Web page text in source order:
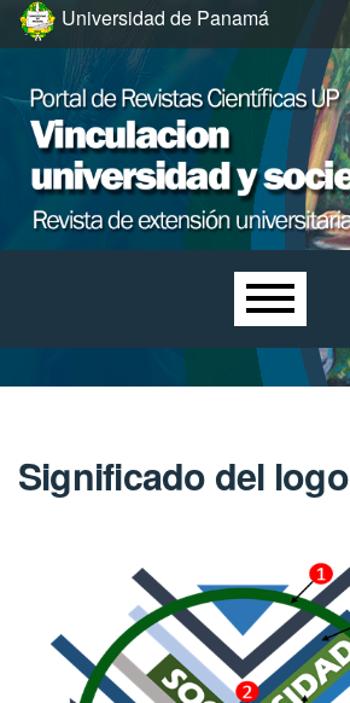
Ir al menú de navegación principal
Ir al contenido principal
Ir al pie de página del sitio
Universidad de Panamá
Menú principal
Significado del logo